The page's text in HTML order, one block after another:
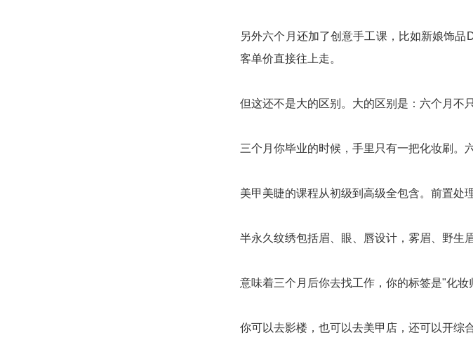
另外六个月还加了创意手工课，比如新娘饰品
客单价直接往上走。
但这还不是大的区别。大的区别是：六个月不
三个月你毕业的时候，手里只有一把化妆刷。
美甲美睫的课程从初级到高级全包含。前置处
半永久纹绣包括眉、眼、唇设计，雾眉、野生
意味着三个月后你去找工作，你的标签是"化
你可以去影楼，也可以去美甲店，还可以开综